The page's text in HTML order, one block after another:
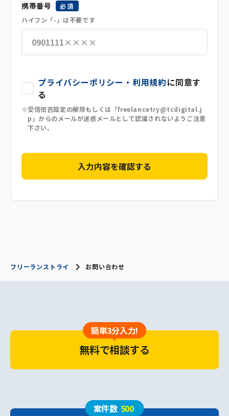
携帯番号
必須
ハイフン「-」は不要です
プライバシーポリシー・利用規約に同意す
る
受信拒否設定の解除もしくは「freelancetry@tcdigital.j
p」からのメールが迷惑メールとして認識されないようご注意
下さい。
フリーランストライ お問い合わせ
簡単3分入力!
無料で相談する
案件数 500